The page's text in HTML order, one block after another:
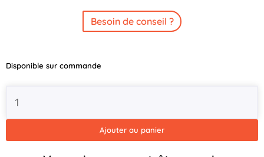
Besoin de conseil ?
Disponible sur commande
quantité
145
Ajouter au panier